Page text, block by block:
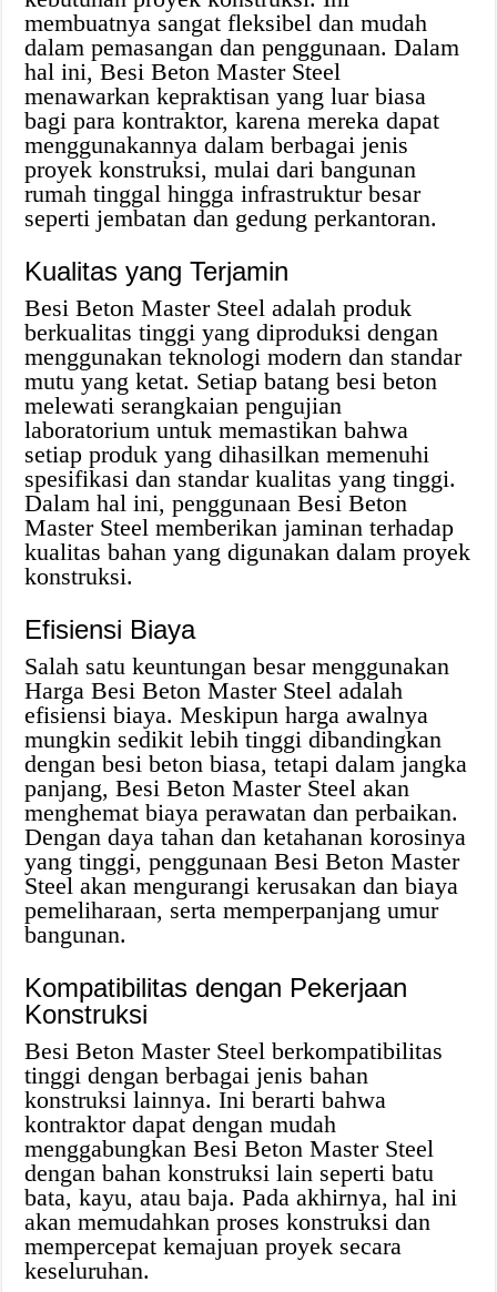
membuatnya sangat fleksibel dan mudah
dalam pemasangan dan penggunaan. Dalam
hal ini, Besi Beton Master Steel
menawarkan kepraktisan yang luar biasa
bagi para kontraktor, karena mereka dapat
menggunakannya dalam berbagai jenis
proyek konstruksi, mulai dari bangunan
rumah tinggal hingga infrastruktur besar
seperti jembatan dan gedung perkantoran.
Kualitas yang Terjamin
Besi Beton Master Steel adalah produk
berkualitas tinggi yang diproduksi dengan
menggunakan teknologi modern dan standar
mutu yang ketat. Setiap batang besi beton
melewati serangkaian pengujian
laboratorium untuk memastikan bahwa
setiap produk yang dihasilkan memenuhi
spesifikasi dan standar kualitas yang tinggi.
Dalam hal ini, penggunaan Besi Beton
Master Steel memberikan jaminan terhadap
kualitas bahan yang digunakan dalam proyek
konstruksi.
Efisiensi Biaya
Salah satu keuntungan besar menggunakan
Harga Besi Beton Master Steel adalah
efisiensi biaya. Meskipun harga awalnya
mungkin sedikit lebih tinggi dibandingkan
dengan besi beton biasa, tetapi dalam jangka
panjang, Besi Beton Master Steel akan
menghemat biaya perawatan dan perbaikan.
Dengan daya tahan dan ketahanan korosinya
yang tinggi, penggunaan Besi Beton Master
Steel akan mengurangi kerusakan dan biaya
pemeliharaan, serta memperpanjang umur
bangunan.
Kompatibilitas dengan Pekerjaan
Konstruksi
Besi Beton Master Steel berkompatibilitas
tinggi dengan berbagai jenis bahan
konstruksi lainnya. Ini berarti bahwa
kontraktor dapat dengan mudah
menggabungkan Besi Beton Master Steel
dengan bahan konstruksi lain seperti batu
bata, kayu, atau baja. Pada akhirnya, hal ini
akan memudahkan proses konstruksi dan
mempercepat kemajuan proyek secara
keseluruhan.